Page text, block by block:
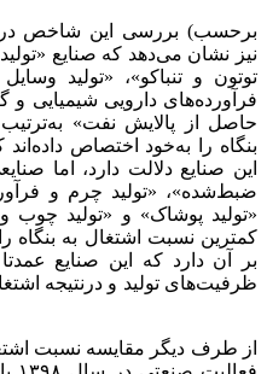
بررسی‌‌‌ این‌‌‌ شاخص‌‌‌ در
توتون و تنباکو»، «تولید
فرآورده‌های‌‌‌ دارویی‌‌‌ شیمیایی‌‌‌ و
حاصل‌‌‌ از پالایش‌‌‌ نفت‌‌‌»
بنگاه را به‌‌‌خود اختصاص
این‌‌‌ صنایع‌‌‌ دلالت دارد، اما
ضبط‌شده»، «تولید چرم و
«تولید پوشاک» و «تولید
کمترین‌‌‌ نسبت‌‌‌ اشتغال به‌‌‌ بنگاه
بر آن دارد که‌‌‌ این‌‌‌ صنایع
ظرفیت‌‌‌های‌‌‌ تولید و درنتیجه‌‌‌
از طرف دیگر مقایسه‌‌‌ نسبت‌‌‌